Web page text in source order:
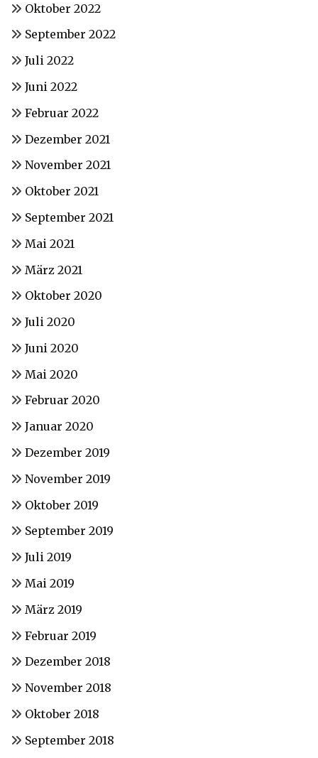
Oktober 2022
September 2022
Juli 2022
Juni 2022
Februar 2022
Dezember 2021
November 2021
Oktober 2021
September 2021
Mai 2021
März 2021
Oktober 2020
Juli 2020
Juni 2020
Mai 2020
Februar 2020
Januar 2020
Dezember 2019
November 2019
Oktober 2019
September 2019
Juli 2019
Mai 2019
März 2019
Februar 2019
Dezember 2018
November 2018
Oktober 2018
September 2018